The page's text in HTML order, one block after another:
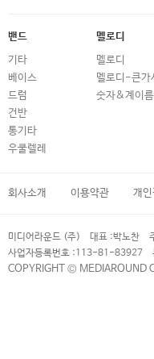
밴드
기타
베이스
드럼
건반
통기타
우쿨렐레
멜로디
멜로디
멜로디-큰가
숫자&계이름
회사소개 이용약관 개
미디어라운드 (주) 대표 :박노찬
사업자등록번호 :113-81-83927
COPYRIGHT © MEDIAROUND